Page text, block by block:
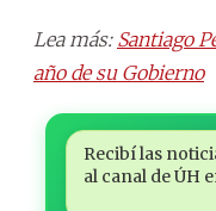
Lea más: Santiago
año de su Gobierno
Recibí las
al canal de ÚH